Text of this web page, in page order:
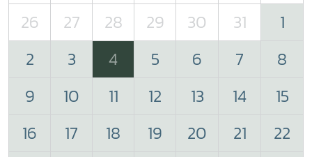
26
27 28 29 30 31
1
2
3 4 5 6 7
8
9
10 11 12 13 14
15
16
17 18 19 20 21
22